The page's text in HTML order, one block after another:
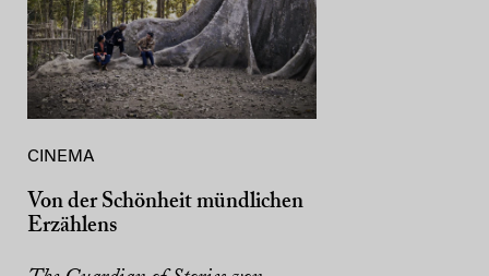
CINEMA
Von der Schönheit mündlichen
Erzählens